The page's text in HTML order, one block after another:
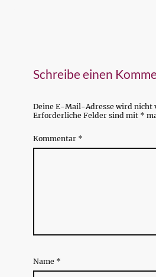
Schreibe einen
Deine E-Mail-Adresse wird nicht
Erforderliche Felder sind mit *
Kommentar *
Name *